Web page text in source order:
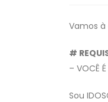
Vamos à
#
– VOCÊ
Sou